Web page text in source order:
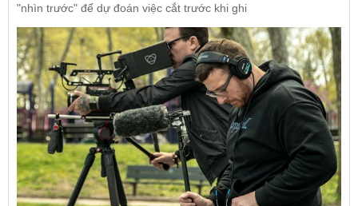
"nhìn trước" để dự đoán việc cắt trước khi ghi